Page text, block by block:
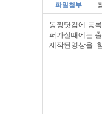
파일첨부
동짱닷컴에 등
퍼가실때에는
제작된영상을